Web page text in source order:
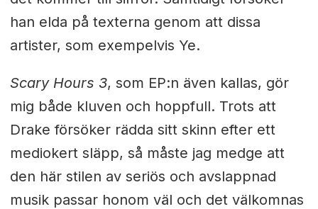
han elda på texterna genom att dissa
artister, som exempelvis Ye.
Scary Hours 3, som EP:n även kallas, gör
mig både kluven och hoppfull. Trots att
Drake försöker rädda sitt skinn efter ett
mediokert släpp, så måste jag medge att
den här stilen av seriös och avslappnad
musik passar honom väl och det välkomnas